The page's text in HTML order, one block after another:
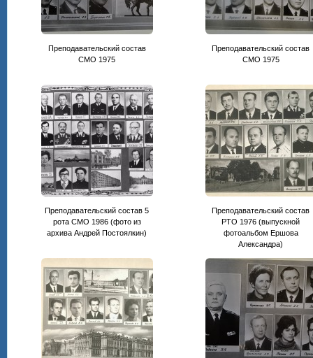
Преподавательский состав
CМО 1975
Преподавательский состав
СМО 1975
Преподавательский состав 5
рота СМО 1986 (фото из
архива Андрей Постоялкин)
Преподавательский состав
РТО 1976 (выпускной
фотоальбом Ершова
Александра)